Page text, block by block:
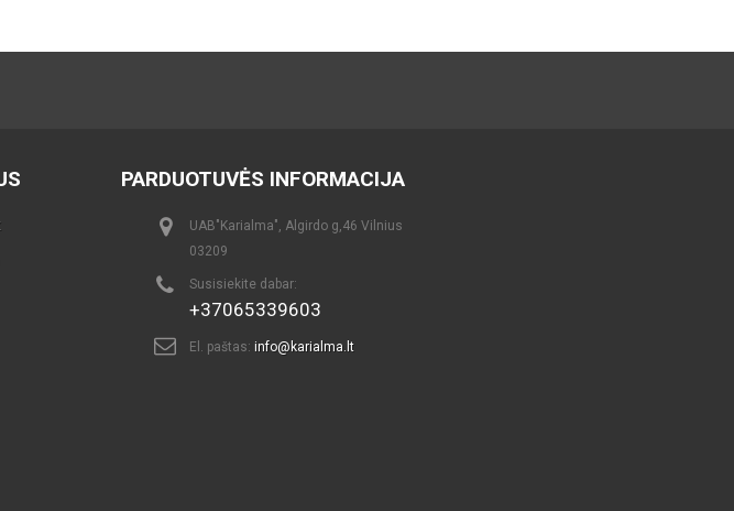
PARDUOTUVĖS INFORMACIJA
UAB"Karialma", Algirdo g,46 Vilnius
03209
Susisiekite dabar:
+37065339603
El. paštas: info@karialma.lt